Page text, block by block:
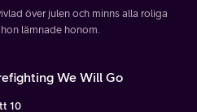
över julen och minns alla roliga
lämnade honom.
We Will Go
10